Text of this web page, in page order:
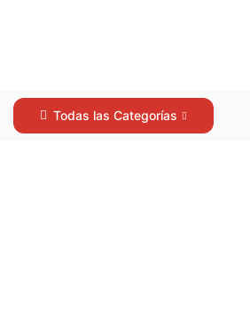
Todas las Categorías